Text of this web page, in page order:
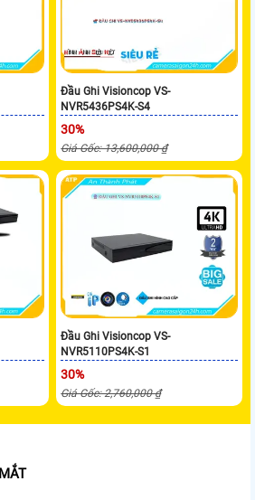
Đầu Ghi Visioncop VS-
NVR5436PS4K-S4
30%
Giá Gốc: 13,600,000 ₫
Đầu Ghi Visioncop VS-
NVR5110PS4K-S1
30%
Giá Gốc: 2,760,000 ₫